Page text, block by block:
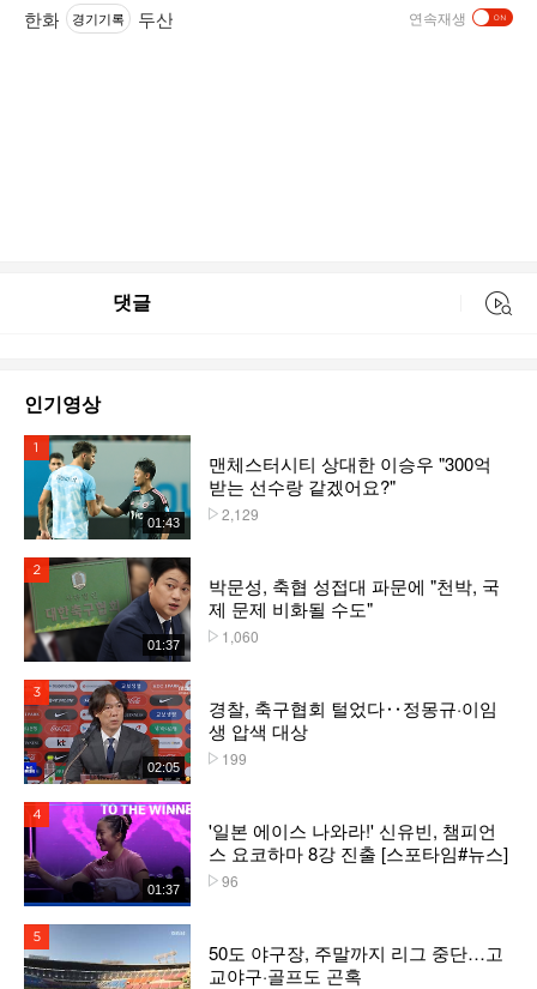
한화 경기기록 두산 연속재생
댓글
인기영상
01:43
맨체스터시티 상대한 이승우 "300억
받는 선수랑 같겠어요?"
2,129
01:37
박문성, 축협 성접대 파문에 "천박, 국
제 문제 비화될 수도"
1,060
02:05
경찰, 축구협회 털었다‥정몽규·이임
생 압색 대상
199
01:37
'일본 에이스 나와라!' 신유빈, 챔피언
스 요코하마 8강 진출 [스포타임#뉴스]
96
50도 야구장, 주말까지 리그 중단…고
교야구·골프도 곤혹